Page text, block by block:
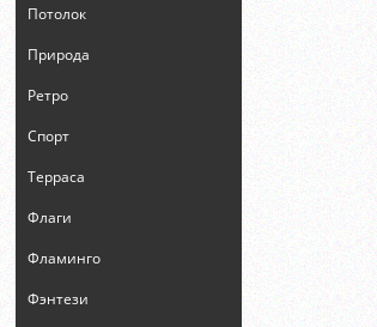
Потолок
Природа
Ретро
Спорт
Терраса
Флаги
Фламинго
Фэнтези